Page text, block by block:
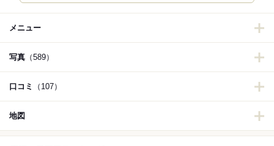
メニュー
写真 （589）
口コミ （107）
地図